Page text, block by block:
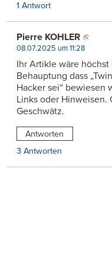
1 Antwort
Pierre KOHLER
08.07.2025 um 11:28
Ihr Artikle wäre
Behauptung dass
Hacker sei“ bewiesen
Links oder Hinweisen.
Geschwätz.
Antworten
3 Antworten